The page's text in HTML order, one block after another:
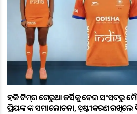
ହକି ଟିମ୍‌ର ଗେରୁଆ ଜର୍ସିକୁ ନେଇ ସଂସଦରୁ
ପ୍ରିୟଙ୍କାଙ୍କ ସମାଲୋଚନା, ସ୍ପଷ୍ଟୀକରଣ ରଖିଲେ